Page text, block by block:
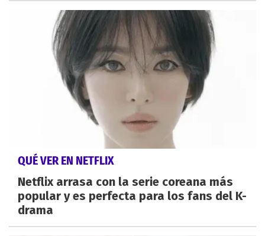
QUÉ VER EN NETFLIX
Netflix arrasa con la serie coreana más
popular y es perfecta para los fans del K-
drama